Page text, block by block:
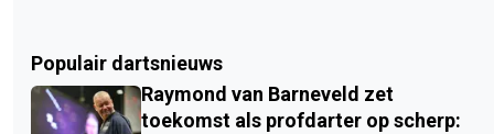
Populair dartsnieuws
Raymond van Barneveld zet
toekomst als profdarter op scherp: